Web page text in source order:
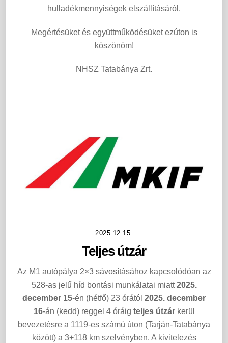
hulladékmennyiségek elszállításáról.
Megértésüket és együttműködésüket ezúton is
köszönöm!
NHSZ Tatabánya Zrt.
2025.12.15.
Teljes útzár
Az M1 autópálya 2×3 sávosításához kapcsolódóan az
528-as jelű híd bontási munkálatai miatt2025.
december 15-én (hétfő) 23 órától 2025. december
16-án (kedd) reggel 4 óráig teljes útzárkerül
bevezetésre a 1119-es számú úton (Tarján-Tatabánya
között) a 3+118 km szelvényben. A kivitelezés